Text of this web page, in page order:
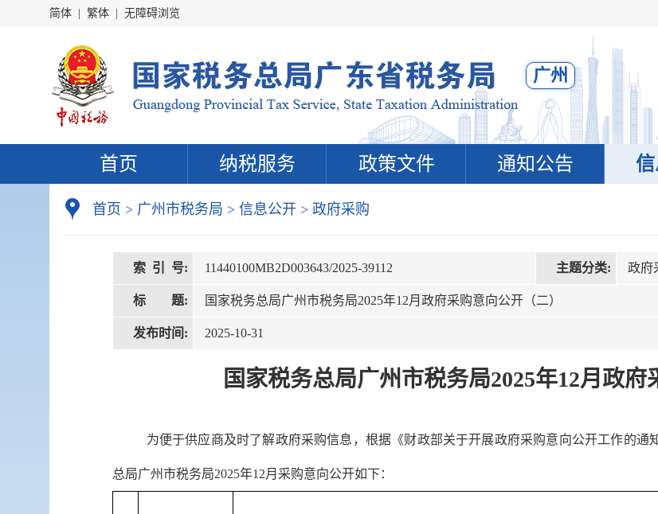
简体 繁体 无障碍浏览
广州
首页 纳税服务 政策文件 通知公告
首页 > 广州市税务局 > 信息公开 > 政府采购
索 引 号: 11440100MB2D003643/2025-39112 主题分类: 政府
标 题: 国家税务总局广州市税务局2025年12月政府采购意向公开（二）
发布时间: 2025-10-31
国家税务总局广州市税务局2025年12月政府
为便于供应商及时了解政府采购信息，根据《财政部关于开展政府采购意向公开工作的通
总局广州市税务局2025年12月采购意向公开如下：